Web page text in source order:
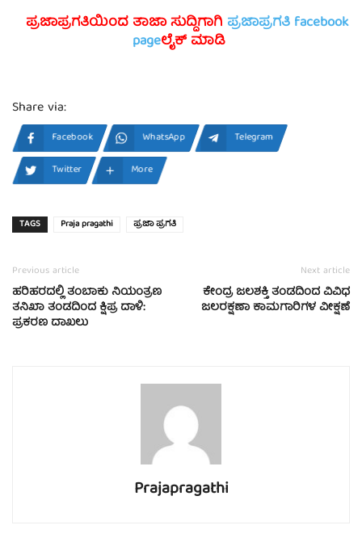
ಪ್ರಜಾಪ್ರಗತಿಯಿಂದ ತಾಜಾ ಸುದ್ದಿಗಾಗಿ ಪ್ರಜಾಪ್ರಗತಿ facebook
pageಲೈಕ್ ಮಾಡಿ
Share via:
Facebook WhatsApp
Telegram
Twitter
More
TAGS Praja pragathi ಪ್ರಜಾ ಪ್ರಗತಿ
Previous article
ಹರಿಹರದಲ್ಲಿ ತಂಬಾಕು ನಿಯಂತ್ರಣ
ತನಿಖಾ ತಂಡದಿಂದ ಕ್ಷಿಪ್ರ ದಾಳಿ:
ಪ್ರಕರಣ ದಾಖಲು
Next article
ಕೇಂದ್ರ ಜಲಶಕ್ತಿ ತಂಡದಿಂದ ವಿವಿಧ
ಜಲರಕ್ಷಣಾ ಕಾಮಗಾರಿಗಳ ವೀಕ್ಷಣೆ
Prajapragathi